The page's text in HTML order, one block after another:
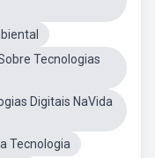
Tecnologias
Digitais NaVida
Tecnologia